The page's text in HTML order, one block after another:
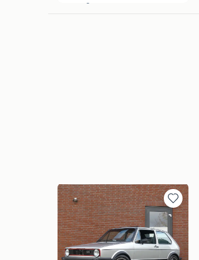
Bewaren
in
Mijn
Favorieten